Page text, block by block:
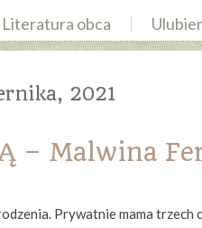
Literatura obca
2021
– Malwina
Prywatnie mama trzech